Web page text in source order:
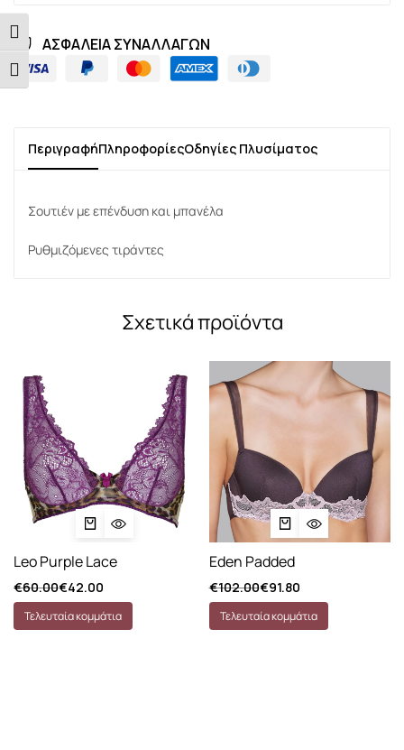
Εναλλαγή Υψηλής Αντίθεσης
Εναλλαγή Μεγέθους Γραμμάτων
ΑΣΦΑΛΕΙΑ ΣΥΝΑΛΛΑΓΩΝ
ΠεριγραφήΠληροφορίεςΟδηγίες Πλυσίματος
Σουτιέν με επένδυση και μπανέλα
Ρυθμιζόμενες τιράντες
Σχετικά προϊόντα
Leo Purple Lace
€60.00€42.00
Τελευταία κομμάτια
Eden Padded
€102.00€91.80
Τελευταία κομμάτια